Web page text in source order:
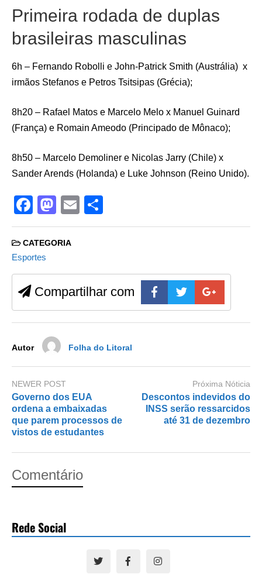
Primeira rodada de duplas
brasileiras masculinas
6h – Fernando Robolli e John-Patrick Smith (Austrália) x
irmãos Stefanos e Petros Tsitsipas (Grécia);
8h20 – Rafael Matos e Marcelo Melo x Manuel Guinard
(França) e Romain Ameodo (Principado de Mônaco);
8h50 – Marcelo Demoliner e Nicolas Jarry (Chile) x
Sander Arends (Holanda) e Luke Johnson (Reino Unido).
F
a
c
e
b
o
o
M
a
st
d
o
n
E
m h
CATEGORIA
Esportes
Compartilhar com
Autor Folha do Litoral
NEWER POST
Governo dos EUA
ordena a embaixadas
que parem processos de
vistos de estudantes
Próxima Nóticia
Descontos indevidos do
INSS serão ressarcidos
até 31 de dezembro
Comentário
Rede Social